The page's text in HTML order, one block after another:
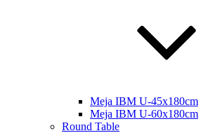
Meja IBM U-45x180cm
Meja IBM U-60x180cm
Round Table